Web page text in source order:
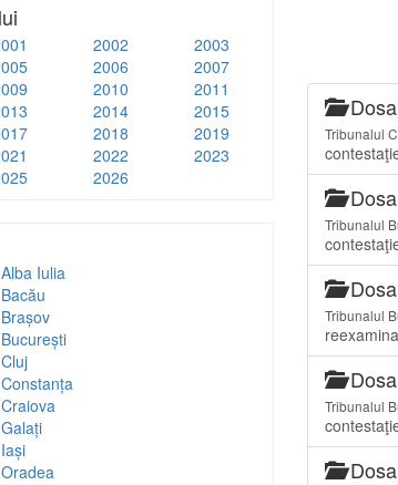
2002
2003
2006
2007
2010
2011
2014
2015
2018
2019
2022
2023
2026
Iulia
Tribunalul
Tribunalul
Tribunalul
Tribunalul